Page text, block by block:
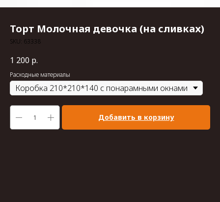
Торт Молочная девочка (на сливках)
SKU: 63338
1 200 р.
Расходные материалы
Добавить в корзину